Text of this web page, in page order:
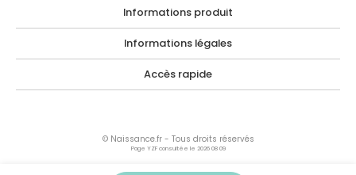
Informations produit
Informations légales
Accès rapide
© Naissance.fr - Tous droits réservés
Page YZF consultée le 2026 08 09